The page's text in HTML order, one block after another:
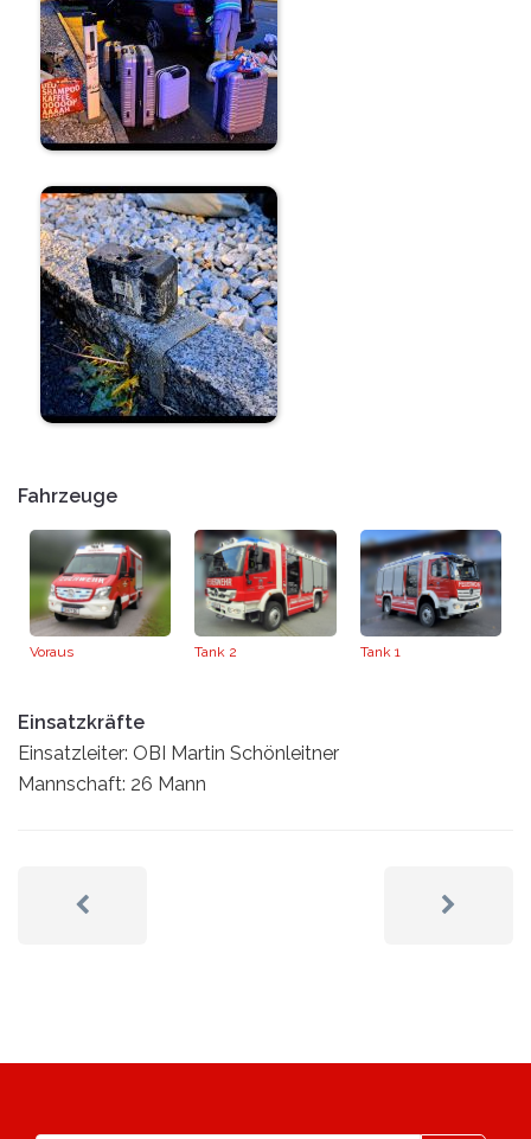
Fahrzeuge
Voraus Tank 2 Tank 1
Einsatzkräfte
Einsatzleiter: OBI Martin Schönleitner
Mannschaft: 26 Mann